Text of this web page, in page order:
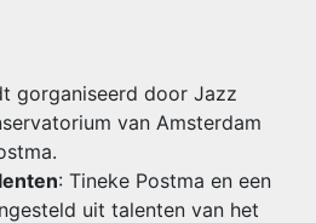
gorganiseerd door Jazz
van Amsterdam
: Tineke Postma en een
uit talenten van het